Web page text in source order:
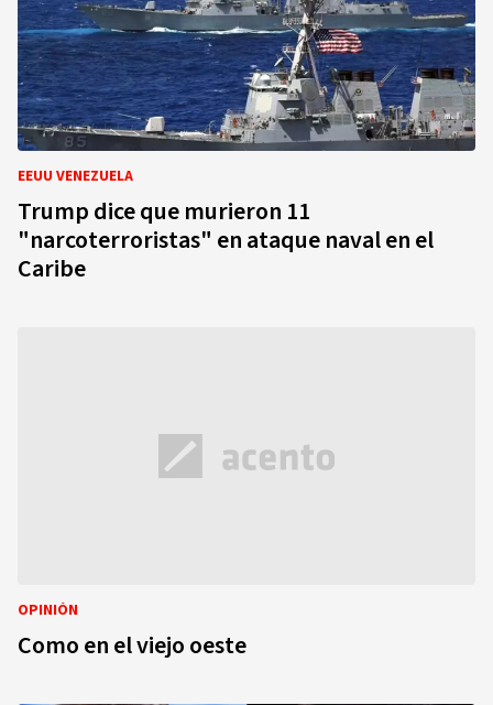
EEUU VENEZUELA
Trump dice que murieron 11
"narcoterroristas" en ataque naval en el
Caribe
OPINIÓN
Como en el viejo oeste